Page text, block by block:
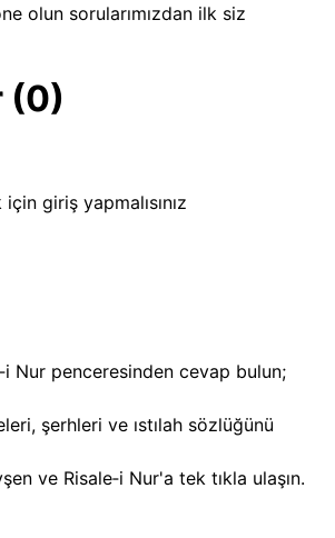
olun sorularımızdan ilk siz
(0)
giriş yapmalısınız
Nur penceresinden cevap bulun;
şerhleri ve ıstılah sözlüğünü
ve Risale‑i Nur'a tek tıkla ulaşın.
HesabıHesabı
X Hesabı